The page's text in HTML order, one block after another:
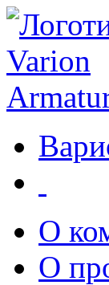
О
О